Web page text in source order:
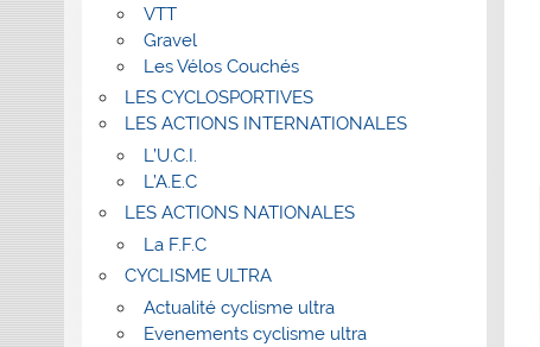
VTT
Gravel
Les Vélos Couchés
LES CYCLOSPORTIVES
LES ACTIONS INTERNATIONALES
L’U.C.I.
L’A.E.C
LES ACTIONS NATIONALES
La F.F.C
CYCLISME ULTRA
Actualité cyclisme ultra
Evenements cyclisme ultra